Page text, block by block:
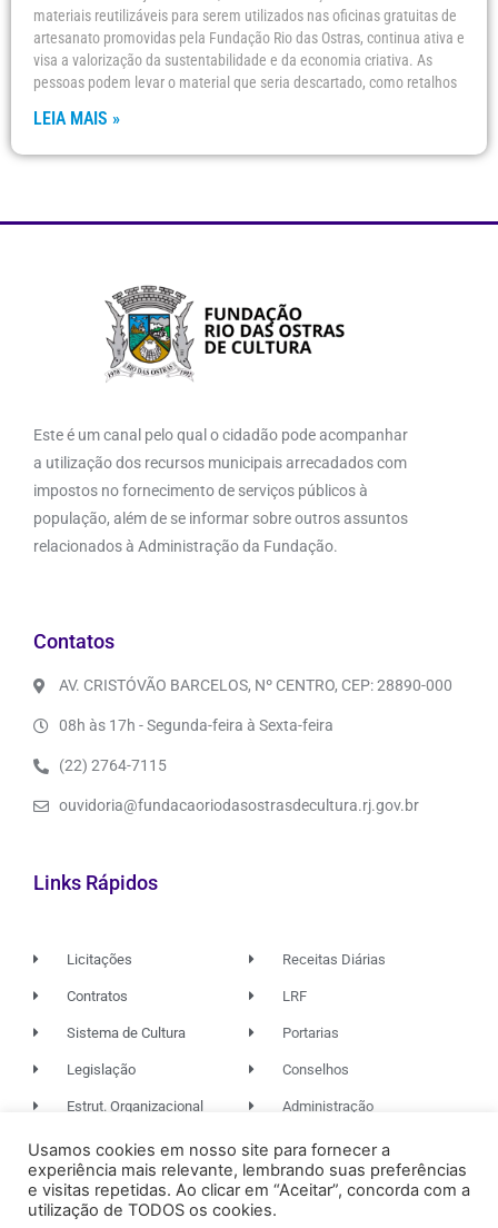
materiais reutilizáveis para serem utilizados nas oficinas gratuitas de
artesanato promovidas pela Fundação Rio das Ostras, continua ativa e
visa a valorização da sustentabilidade e da economia criativa. As
pessoas podem levar o material que seria descartado, como retalhos
LEIA MAIS »
Este é um canal pelo qual o cidadão pode acompanhar
a utilização dos recursos municipais arrecadados com
impostos no fornecimento de serviços públicos à
população, além de se informar sobre outros assuntos
relacionados à Administração da Fundação.
Contatos
AV. CRISTÓVÃO BARCELOS, Nº CENTRO, CEP: 28890-000
08h às 17h - Segunda-feira à Sexta-feira
(22) 2764-7115
ouvidoria@fundacaoriodasostrasdecultura.rj.gov.br
Links Rápidos
Licitações
Contratos
Sistema de Cultura
Legislação
Estrut. Organizacional
Receitas Diárias
LRF
Portarias
Conselhos
Administração
© 2026. TODOS OS DIREITOS RESERVADOS.
Usamos cookies em nosso site para fornecer a
experiência mais relevante, lembrando suas preferências
e visitas repetidas. Ao clicar em “Aceitar”, concorda com a
utilização de TODOS os cookies.